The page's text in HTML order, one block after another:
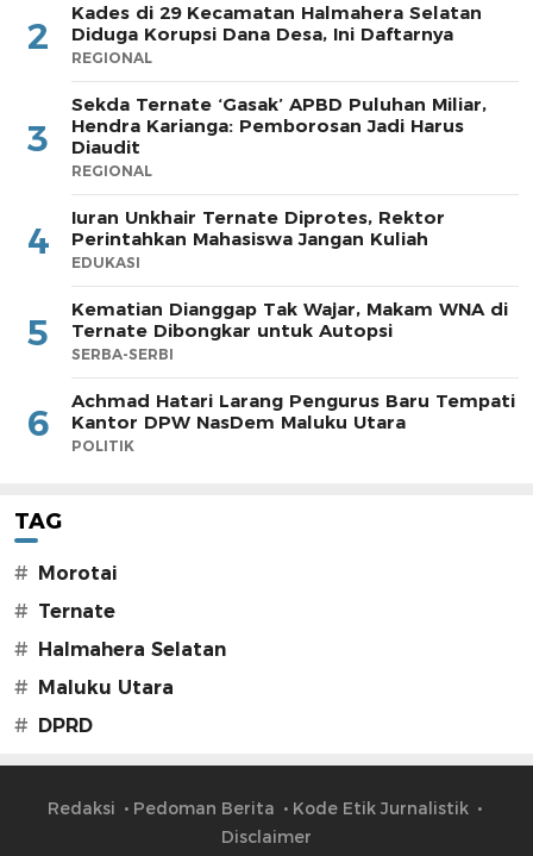
2
Kades di 29 Kecamatan Halmahera Selatan
Diduga Korupsi Dana Desa, Ini Daftarnya
REGIONAL
3
Sekda Ternate ‘Gasak’ APBD Puluhan Miliar,
Hendra Karianga: Pemborosan Jadi Harus
Diaudit
REGIONAL
4
Iuran Unkhair Ternate Diprotes, Rektor
Perintahkan Mahasiswa Jangan Kuliah
EDUKASI
5
Kematian Dianggap Tak Wajar, Makam WNA di
Ternate Dibongkar untuk Autopsi
SERBA-SERBI
6
Achmad Hatari Larang Pengurus Baru Tempati
Kantor DPW NasDem Maluku Utara
POLITIK
TAG
# Morotai
# Ternate
# Halmahera Selatan
# Maluku Utara
# DPRD
Redaksi Pedoman Berita
Kode Etik Jurnalistik
Disclaimer